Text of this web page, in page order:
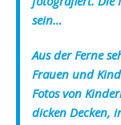
sein…
Aus der Ferne
Frauen und
Fotos von
dicken Decken,